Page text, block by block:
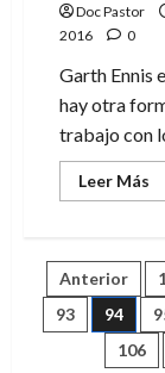
Doc Pastor
2016
0
Garth Ennis
hay otra
trabajo con
Leer Más
8,
de
Anterior
93
94
106